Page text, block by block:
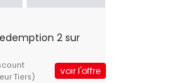
2 sur
Tiers)
voir l'offre